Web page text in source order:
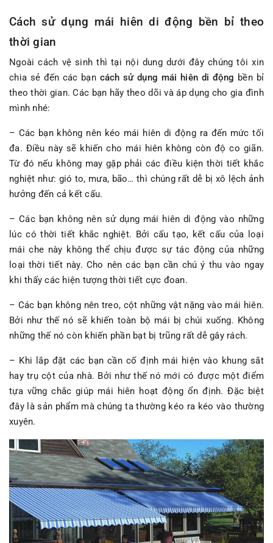
Cách sử dụng mái hiên di động bền bỉ theo
thời gian
Ngoài cách vệ sinh thì tại nội dung dưới đây chúng tôi xin
chia sẻ đến các bạn cách sử dụng mái hiên di động bền bỉ
theo thời gian. Các bạn hãy theo dõi và áp dụng cho gia đình
mình nhé:
– Các bạn không nên kéo mái hiên di động ra đến mức tối
đa. Điều này sẽ khiến cho mái hiên không còn độ co giãn.
Từ đó nếu không may gặp phải các điều kiện thời tiết khắc
nghiệt như: gió to, mưa, bão… thì chúng rất dễ bị xô lệch ảnh
hưởng đến cả kết cấu.
– Các bạn không nên sử dụng mái hiên di động vào những
lúc có thời tiết khắc nghiệt. Bởi cấu tạo, kết cấu của loại
mái che này không thể chịu được sự tác động của những
loại thời tiết này. Cho nên các bạn cần chú ý thu vào ngay
khi thấy các hiện tượng thời tiết cực đoan.
– Các bạn không nên treo, cột những vật nặng vào mái hiên.
Bởi như thế nó sẽ khiến toàn bộ mái bị chúi xuống. Không
những thế nó còn khiến phần bạt bị trũng rất dễ gây rách.
– Khi lắp đặt các bạn cần cố định mái hiện vào khung sắt
hay trụ cột của nhà. Bởi như thế nó mới có được một điểm
tựa vững chắc giúp mái hiên hoạt động ổn định. Đặc biệt
đây là sản phẩm mà chúng ta thường kéo ra kéo vào thường
xuyên.